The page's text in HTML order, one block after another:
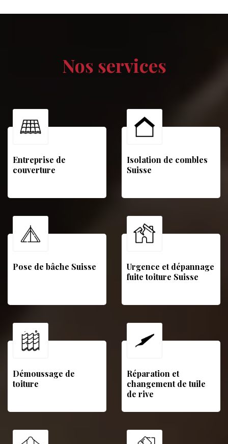
Nos services
Entreprise de
couverture
Isolation de combles
Suisse
Pose de bâche Suisse
Urgence et dépannage
fuite toiture Suisse
Démoussage de
toiture
Réparation et
changement de tuile
de rive